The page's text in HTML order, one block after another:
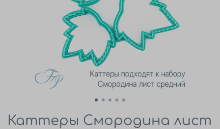
Каттеры Смородина лист